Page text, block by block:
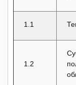
1.1
1.2